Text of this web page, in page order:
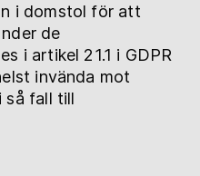
i domstol för att
de
i artikel 21.1 i GDPR
invända mot
så fall till